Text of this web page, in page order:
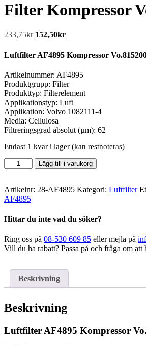
Filter Kompressor
233,75kr Det
priset
233,75kr.
152,50krDet
priset
152,50kr.
Luftfilter AF4895 Kompressor
Artikelnummer: AF4895
Produktgrupp: Filter
Produkttyp: Filterelement
Applikationstyp: Luft
Applikation: Volvo 1082111-4
Media: Cellulosa
Filtreringsgrad absolut (µm): 62
Endast 1 kvar i lager (kan restnoteras)
Filter
Kompressor
mängd
Lägg till i varukorg
Artikelnr: 28-AF4895 Kategori: Luftfilter
AF4895
Hittar du inte vad du söker?
Ring oss på 08-530 609 85 eller mejla på
Vill du ha rabatt? Passa på och fråga om att
Beskrivning
Beskrivning
Luftfilter AF4895 Kompressor